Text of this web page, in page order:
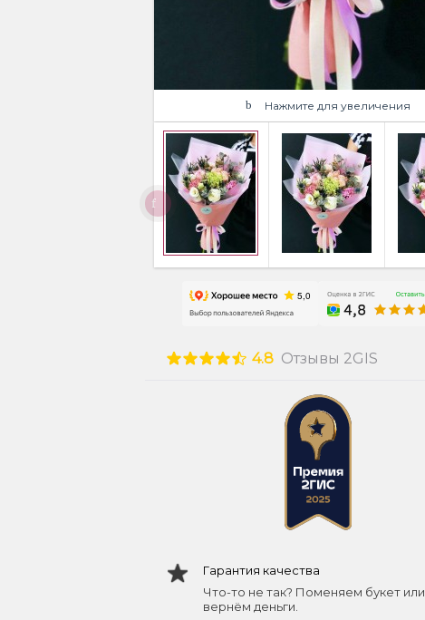
Нажмите для увеличения
4.8 Отзывы 2GIS
Гарантия качества
Что-то не так? Поменяем букет или
вернём деньги.